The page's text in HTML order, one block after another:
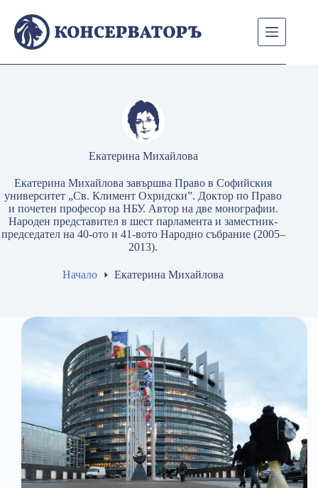
content
Екатерина Михайлова
Екатерина Михайлова завършва Право в Софийския
университет „Св. Климент Охридски”. Доктор по Право
и почетен професор на НБУ. Автор на две монографии.
Народен представител в шест парламента и заместник-
председател на 40-ото и 41-вото Народно събрание (2005–
2013).
Начало Екатерина Михайлова